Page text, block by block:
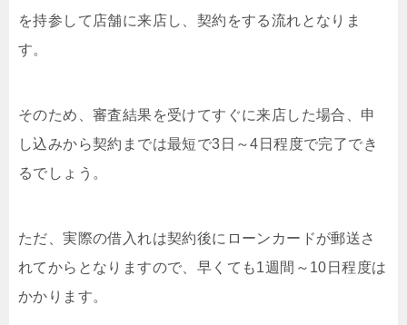
を持参して店舗に来店し、契約をする流れとなりま
す。
そのため、審査結果を受けてすぐに来店した場合、申
し込みから契約までは最短で3日～4日程度で完了でき
るでしょう。
ただ、実際の借入れは契約後にローンカードが郵送さ
れてからとなりますので、早くても1週間～10日程度は
かかります。